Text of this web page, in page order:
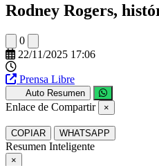
Rodney Rogers,
0
22/11/2025 17:06
Prensa Libre
Auto Resumen
Enlace de Compartir ×
COPIAR WHATSAPP
Resumen Inteligente
×